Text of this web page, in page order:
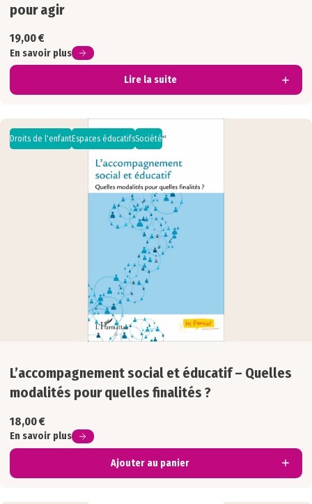
pour agir
19,00€
En savoir plus
Lire la suite
Droits de l'enfantEspaces éducatifsSociété
L’accompagnement social et éducatif – Quelles
modalités pour quelles finalités ?
18,00€
En savoir plus
Ajouter au panier